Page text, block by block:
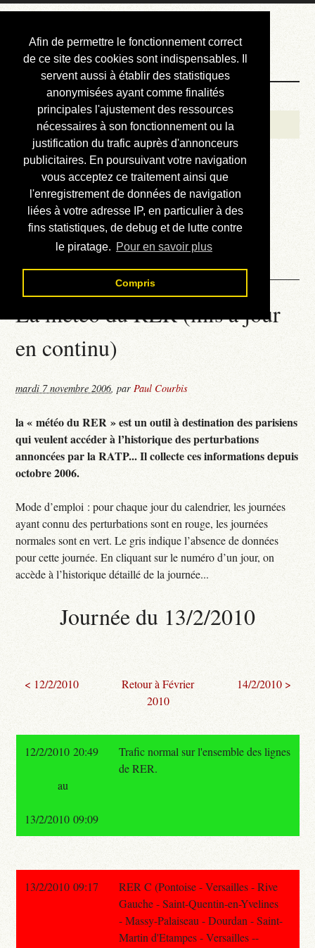
Afin de permettre le fonctionnement correct
de ce site des cookies sont indispensables. Il
servent aussi à établir des statistiques
anonymisées ayant comme finalités
principales l'ajustement des ressources
nécessaires à son fonctionnement ou la
justification du trafic auprès d'annonceurs
publicitaires. En poursuivant votre navigation
vous acceptez ce traitement ainsi que
l'enregistrement de données de navigation
liées à votre adresse IP, en particulier à des
fins statistiques, de debug et de lutte contre
le piratage. Pour en savoir plus
Compris
Courbis, « LE »
Blog Officiel
Bienvenue
Réalisations
Divers (et d’été)
Annonces
Liens externes
Téléchargement
Contact
La météo du RER (mis à jour
en continu)
mardi 7 novembre 2006,parPaul Courbis
la « météo du RER » est un outil à destination des parisiens
qui veulent accéder à l’historique des perturbations
annoncées par la RATP... Il collecte ces informations depuis
octobre 2006.
Mode d’emploi : pour chaque jour du calendrier, les journées
ayant connu des perturbations sont en rouge, les journées
normales sont en vert. Le gris indique l’absence de données
pour cette journée. En cliquant sur le numéro d’un jour, on
accède à l’historique détaillé de la journée...
Journée du 13/2/2010
< 12/2/2010
Retour à Février
2010
14/2/2010 >
12/2/2010 20:49
Trafic normal sur l'ensemble des lignes
de RER.
au
13/2/2010 09:09
13/2/2010 09:17
RER C (Pontoise - Versailles - Rive
Gauche - Saint-Quentin-en-Yvelines
- Massy-Palaiseau - Dourdan - Saint-
Martin d'Etampes - Versailles --